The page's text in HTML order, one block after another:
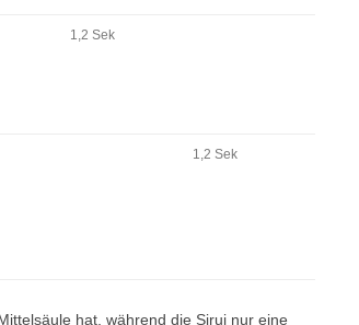
1,2 Sek
1,2 Sek
hat, während die Sirui nur eine